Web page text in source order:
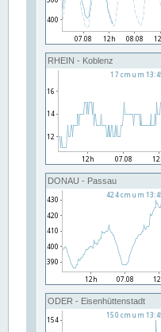
RHEIN - Koblenz
DONAU - Passau
ODER - Eisenhüttenstadt